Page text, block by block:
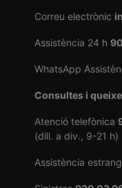
Correu electrònic
Assistència 24 h
WhatsApp
Consultes i
Atenció telefònica
(dill. a div., 9-21 h)
Assistència